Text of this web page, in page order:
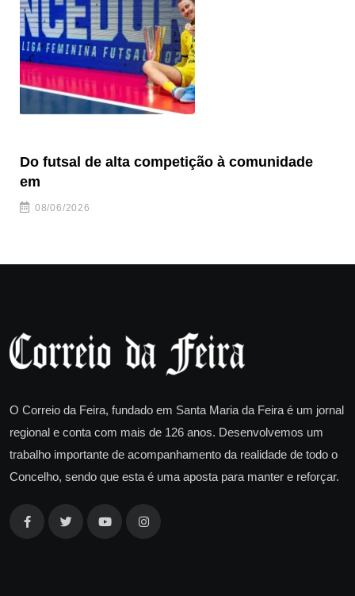
Do futsal de alta competição à comunidade
em
08/06/2026
O Correio da Feira, fundado em Santa Maria da Feira é um jornal
regional e conta com mais de 126 anos. Desenvolvemos um
trabalho importante de acompanhamento da realidade de todo o
Concelho, sendo que esta é uma aposta para manter e reforçar.